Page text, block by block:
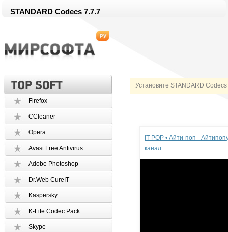
STANDARD Codecs 7.7.7
Установите STANDARD
Firefox
CCleaner
Opera
Avast Free Antivirus
Adobe Photoshop
Dr.Web CureIT
Kaspersky
K-Lite Codec Pack
Skype
IT POP • Айти-поп -
канал